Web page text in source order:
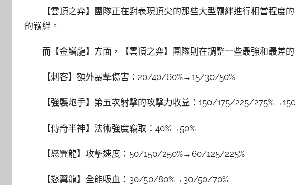
【雲頂之弈】團隊正在對表現頂尖的那些大型羈絆進行相當程度
的羈絆。
而【金鱗龍】方面，【雲頂之弈】團隊則在調整一些最強和最差
【刺客】額外暴擊傷害：20/40/60%→15/30/50%
【強襲炮手】第五次射擊的攻擊力收益：150/175/225/
【傳奇半神】法術強度竊取：40%→50%
【怒翼龍】攻擊速度：50/150/250%→60/125/225%
【怒翼龍】全能吸血：30/50/80%→30/50/70%